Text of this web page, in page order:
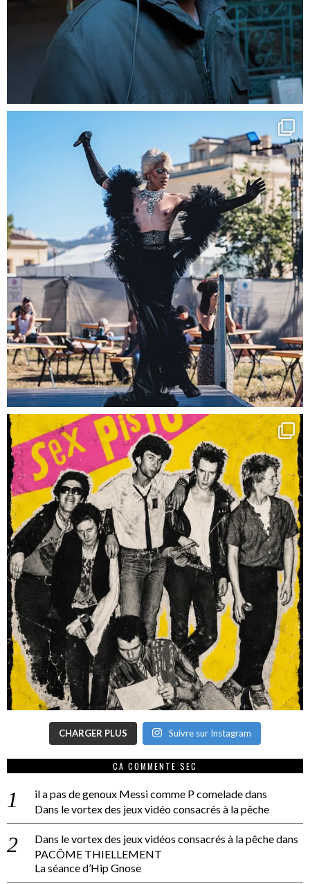
CHARGER PLUS Suivre sur Instagram
CA COMMENTE SEC
il a pas de genoux Messi comme P comeladedans
Dans le vortex des jeux vidéo consacrés à la pêche
Dans le vortex des jeux vidéos consacrés à la pêchedans
PACÔME THIELLEMENT
La séance d’Hip Gnose